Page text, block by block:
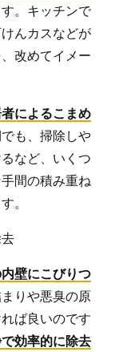
。キッチンで
んカスなどが
改めてイメー
者によるこまめ
も、掃除しや
など、いくつ
間の積み重ね
。
壁にこびりつ
りや悪臭の原
ば良いのです
効率的に除去